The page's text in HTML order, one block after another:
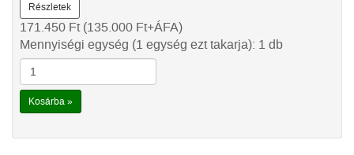
Részletek
171.450 Ft(135.000 Ft+ÁFA)
Mennyiségi egység (1 egység ezt takarja): 1 db
Kosárba »